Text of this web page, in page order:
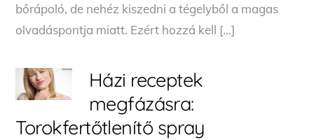
bőrápoló, de nehéz kiszedni a tégelyből a magas
olvadáspontja miatt. Ezért hozzá kell […]
Házi receptek
megfázásra:
Torokfertőtlenítő spray